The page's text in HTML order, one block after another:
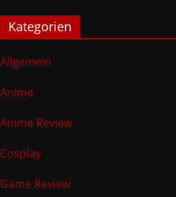
Kategorien
Allgemein
Anime
Anime Review
Cosplay
Game Review